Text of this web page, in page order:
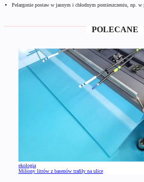
Pelargonie postaw w jasnym i chłodnym pomieszczeniu, np. w
POLECANE
ekologia
Miliony litrów z basenów trafiły na ulice